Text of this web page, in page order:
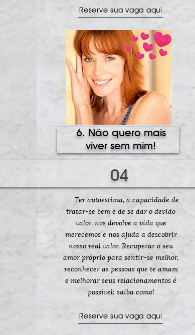
Reserve sua vaga aqui
6. Não quero mais
viver sem mim!
04
Ter autoestima, a capacidade de
tratar-se bem e de se dar o devido
valor, nos devolve a vida que
merecemos e nos ajuda a descobrir
nosso real valor. Recuperar o seu
amor próprio para sentir-se melhor,
reconhecer as pessoas que te amam
e melhorar seus relacionamentos é
possível: saiba como!
Reserve sua vaga aqui